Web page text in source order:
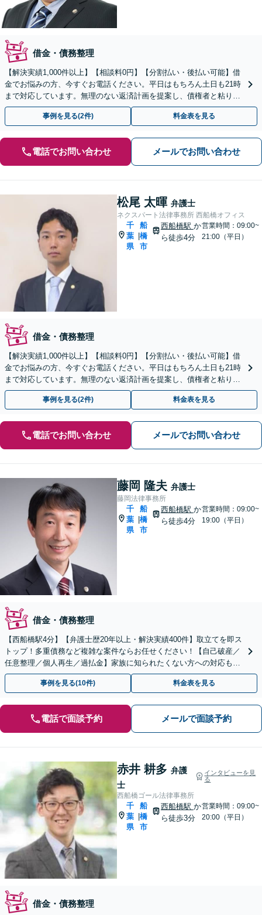
借金・債務整理
【解決実績1,000件以上】【相談料0円】【分割払い・後払い可能】借
金でお悩みの方、今すぐお電話ください。平日はもちろん土日も21時
まで対応しています。無理のない返済計画を提案し、債権者と粘り強
く交渉いたします。
事例を見る(2件) 料金表を見る
電話でお問い合わせ メールでお問い合わせ
松尾 太暉 弁護士
ネクスパート法律事務所 西船橋オフィス
千
葉
県
船
橋
市
西船橋駅 か
ら徒歩4分
営業時間：09:00~
21:00（平日）
借金・債務整理
【解決実績1,000件以上】【相談料0円】【分割払い・後払い可能】借
金でお悩みの方、今すぐお電話ください。平日はもちろん土日も21時
まで対応しています。無理のない返済計画を提案し、債権者と粘り強
く交渉いたします。
事例を見る(2件) 料金表を見る
電話でお問い合わせ メールでお問い合わせ
藤岡 隆夫 弁護士
藤岡法律事務所
千
葉
県
船
橋
市
西船橋駅 か
ら徒歩4分
営業時間：09:00~
19:00（平日）
借金・債務整理
【西船橋駅4分】【弁護士歴20年以上・解決実績400件】取立てを即ス
トップ！多重債務など複雑な案件ならお任せください！【自己破産／
任意整理／個人再生／過払金】家族に知られたくない方への対応も可
【破産管財人の経験有】【企業勤め経験有の弁護士】
事例を見る(10件) 料金表を見る
電話で面談予約 メールで面談予約
赤井 耕多 弁護
士
インタビューを見
る
西船橋ゴール法律事務所
千
葉
県
船
橋
市
西船橋駅 か
ら徒歩3分
営業時間：09:00~
20:00（平日）
借金・債務整理